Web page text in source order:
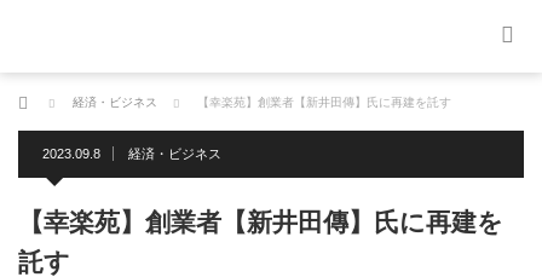
ホーム 経済・ビジネス 【幸楽苑】創業者【新井田傳】氏に再建を託す
2023.09.8 経済・ビジネス
【幸楽苑】創業者【新井田傳】氏に再建を
託す